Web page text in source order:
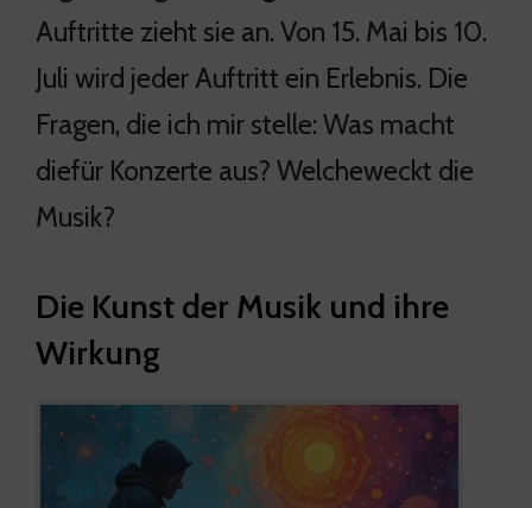
Auftritte zieht sie an. Von 15. Mai bis 10.
Juli wird jeder Auftritt ein Erlebnis. Die
Fragen, die ich mir stelle: Was macht
diefür Konzerte aus? Welcheweckt die
Musik?
Die Kunst der Musik und ihre
Wirkung